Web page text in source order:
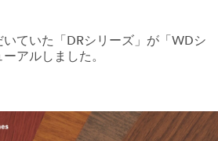
ていた「DRシリーズ」が「WDシ
アルしました。